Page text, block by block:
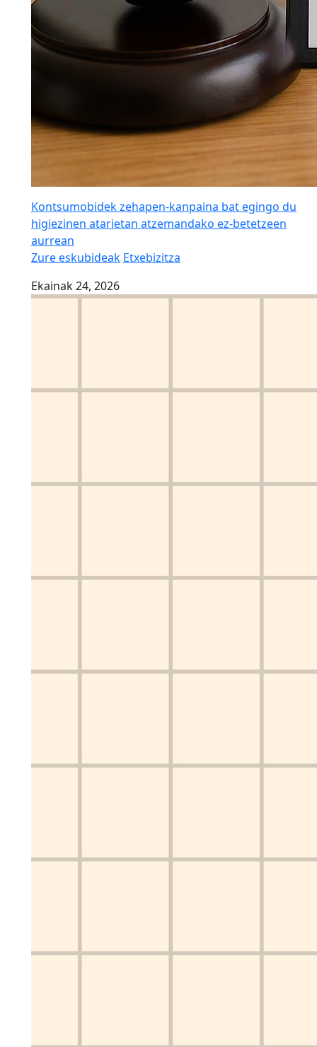
Kontsumobidek zehapen-kanpaina bat egingo du
higiezinen atarietan atzemandako ez-betetzeen
aurrean
Zure eskubideak Etxebizitza
Ekainak 24, 2026